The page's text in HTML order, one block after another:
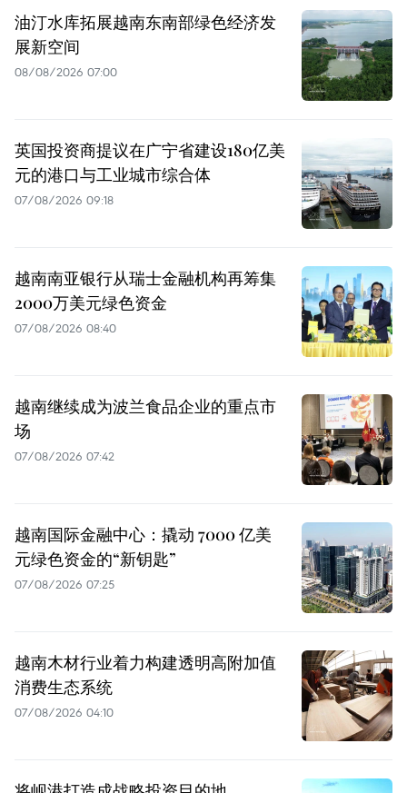
油汀水库拓展越南东南部绿色经济发
展新空间
08/08/2026 07:00
英国投资商提议在广宁省建设180亿美
元的港口与工业城市综合体
07/08/2026 09:18
越南南亚银行从瑞士金融机构再筹集
2000万美元绿色资金
07/08/2026 08:40
越南继续成为波兰食品企业的重点市
场
07/08/2026 07:42
越南国际金融中心：撬动 7000 亿美
元绿色资金的“新钥匙”
07/08/2026 07:25
越南木材行业着力构建透明高附加值
消费生态系统
07/08/2026 04:10